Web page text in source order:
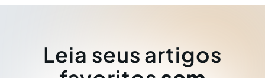
Leia seus artigos